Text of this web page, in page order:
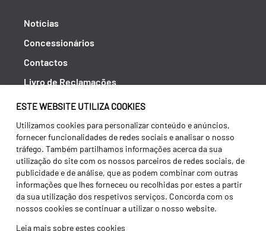
ESTE WEBSITE UTILIZA COOKIES
Utilizamos cookies para personalizar conteúdo e anúncios,
fornecer funcionalidades de redes sociais e analisar o nosso
tráfego. Também partilhamos informações acerca da sua
utilização do site com os nossos parceiros de redes sociais, de
publicidade e de análise, que as podem combinar com outras
informações que lhes forneceu ou recolhidas por estes a partir
da sua utilização dos respetivos serviços. Concorda com os
nossos cookies se continuar a utilizar o nosso website.
Leia mais sobre estes cookies
Notícias
Concessionários
Contactos
Livro de Reclamações
Política de Privacidade
Canal de Denúncias (RGPC)
Termos e condições